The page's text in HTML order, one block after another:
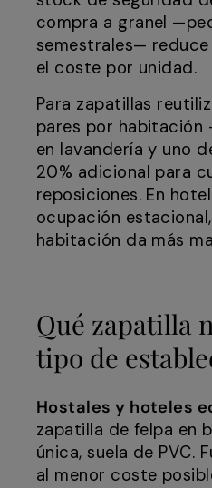
compra a granel
semestrales—
el coste por unidad.
Para zapatillas
pares por habitación
en lavandería y uno
20% adicional para
reposiciones. En
ocupación
habitación da más
Qué zapatilla
tipo de
Hostales y hoteles
zapatilla de felpa en
única, suela de PVC.
al menor coste